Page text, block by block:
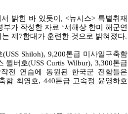
밝힌 바 있듯이, <뉴시스> 특별취재
가 작성한 자료 ‘서해상 한미 해군연
제7함대가 훈련한 것으로 밝혀졌다.
Shiloh), 9,200톤급 미사일구축함
윌버호(USS Curtis Wilbur), 3,300톤급
전 연습에 동원된 한국군 전함들은
함 최영호, 440톤급 고속정 윤영하호